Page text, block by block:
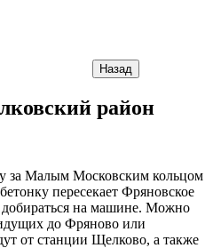
Назад
район
за Малым Московским кольцом
пересекает Фряновское
на машине. Можно
до Фряново или
от станции Щелково, а также